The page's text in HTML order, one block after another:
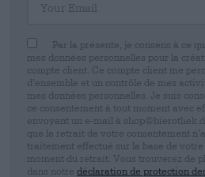
Par la présente, je consens à ce
mes données personnelles pour la
compte client. Ce compte client me
d’ensemble et un contrôle de mes
mes données personnelles. Je suis
ce consentement à tout moment avec
envoyant un e-mail à
que le retrait de votre consentement
traitement effectué sur la base de votre
moment du retrait. Vous trouverez de
dans notre déclaration de protection